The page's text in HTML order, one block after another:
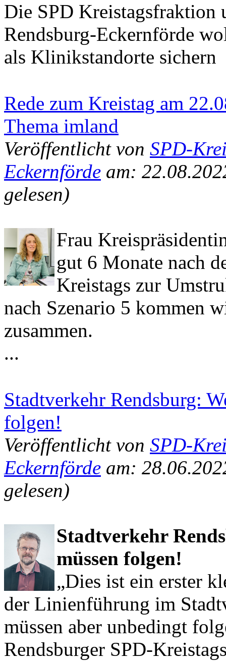
Die SPD Kreistagsfraktion
Rendsburg-Eckernförde
als Klinikstandorte sichern
Rede zum Kreistag am
Thema imland
Veröffentlicht von SPD-
Eckernförde am:
gelesen)
Frau
gut 6 Monate nach
Kreistags zur
nach Szenario 5 kommen
zusammen.
...
Stadtverkehr Rendsburg:
folgen!
Veröffentlicht von SPD-
Eckernförde am:
gelesen)
Stadtverkehr
müssen folgen!
„Dies ist ein erster
der Linienführung im
müssen aber unbedingt
Rendsburger SPD-